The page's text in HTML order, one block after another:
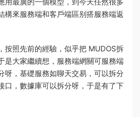
用最廣的一個模型，到今天任然很多
構來服務端和客戶端區别 搭服務端返
照先前的經驗，似乎把 MUDOS拆
是大家繼續想， 服務端網關可服務端
呀，基礎服務如聊天交易，可以拆分
口，數據庫可以拆分呀，于是有了下